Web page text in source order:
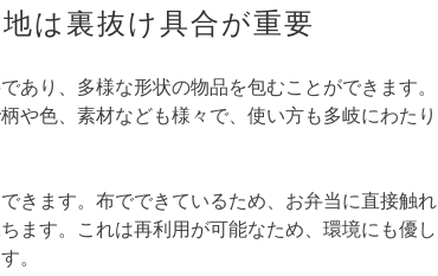
は裏抜け具合が重要
あり、多様な形状の物品を包むことができます。
や色、素材なども様々で、使い方も多岐にわたり
きます。布でできているため、お弁当に直接触れ
ます。これは再利用が可能なため、環境にも優し
。